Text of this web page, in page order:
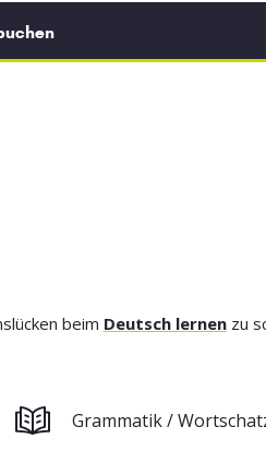
beim Deutsch lernenzu
Grammatik /